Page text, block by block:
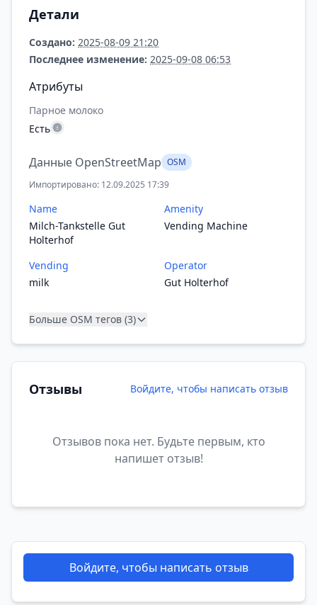
Детали
Создано: 2025-08-09 21:20
Последнее изменение: 2025-09-08 06:53
Атрибуты
Парное молоко
Есть
Данные OpenStreetMap OSM
Импортировано: 12.09.2025 17:39
Name
Milch-Tankstelle Gut
Holterhof
Amenity
Vending Machine
Vending
milk
Operator
Gut Holterhof
Больше OSM тегов (3)
Отзывы Войдите, чтобы написать отзыв
Отзывов пока нет. Будьте первым, кто
напишет отзыв!
Войдите, чтобы написать отзыв